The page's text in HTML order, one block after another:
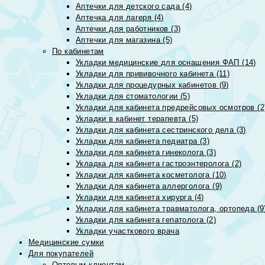
Аптечки для детского сада (4)
Аптечка для лагеря (4)
Аптечки для работников (3)
Аптечки для магазина (5)
По кабинетам
Укладки медицинские для оснащения ФАП (14)
Укладки для прививочного кабинета (11)
Укладки для процедурных кабинетов (9)
Укладки для стоматологии (5)
Укладки для кабинета предрейсовых осмотров
Укладки в кабинет терапевта (5)
Укладки для кабинета сестринского дела (3)
Укладки для кабинета педиатра (3)
Укладки для кабинета гинеколога (3)
Укладка для кабинета гастроэнтеролога (2)
Укладки для кабинета косметолога (10)
Укладки для кабинета аллерголога (9)
Укладки для кабинета хирурга (4)
Укладки для кабинета травматолога, ортопеда
Укладки для кабинета гепатолога (2)
Укладки участкового врача
Медицинские сумки
Для покупателей